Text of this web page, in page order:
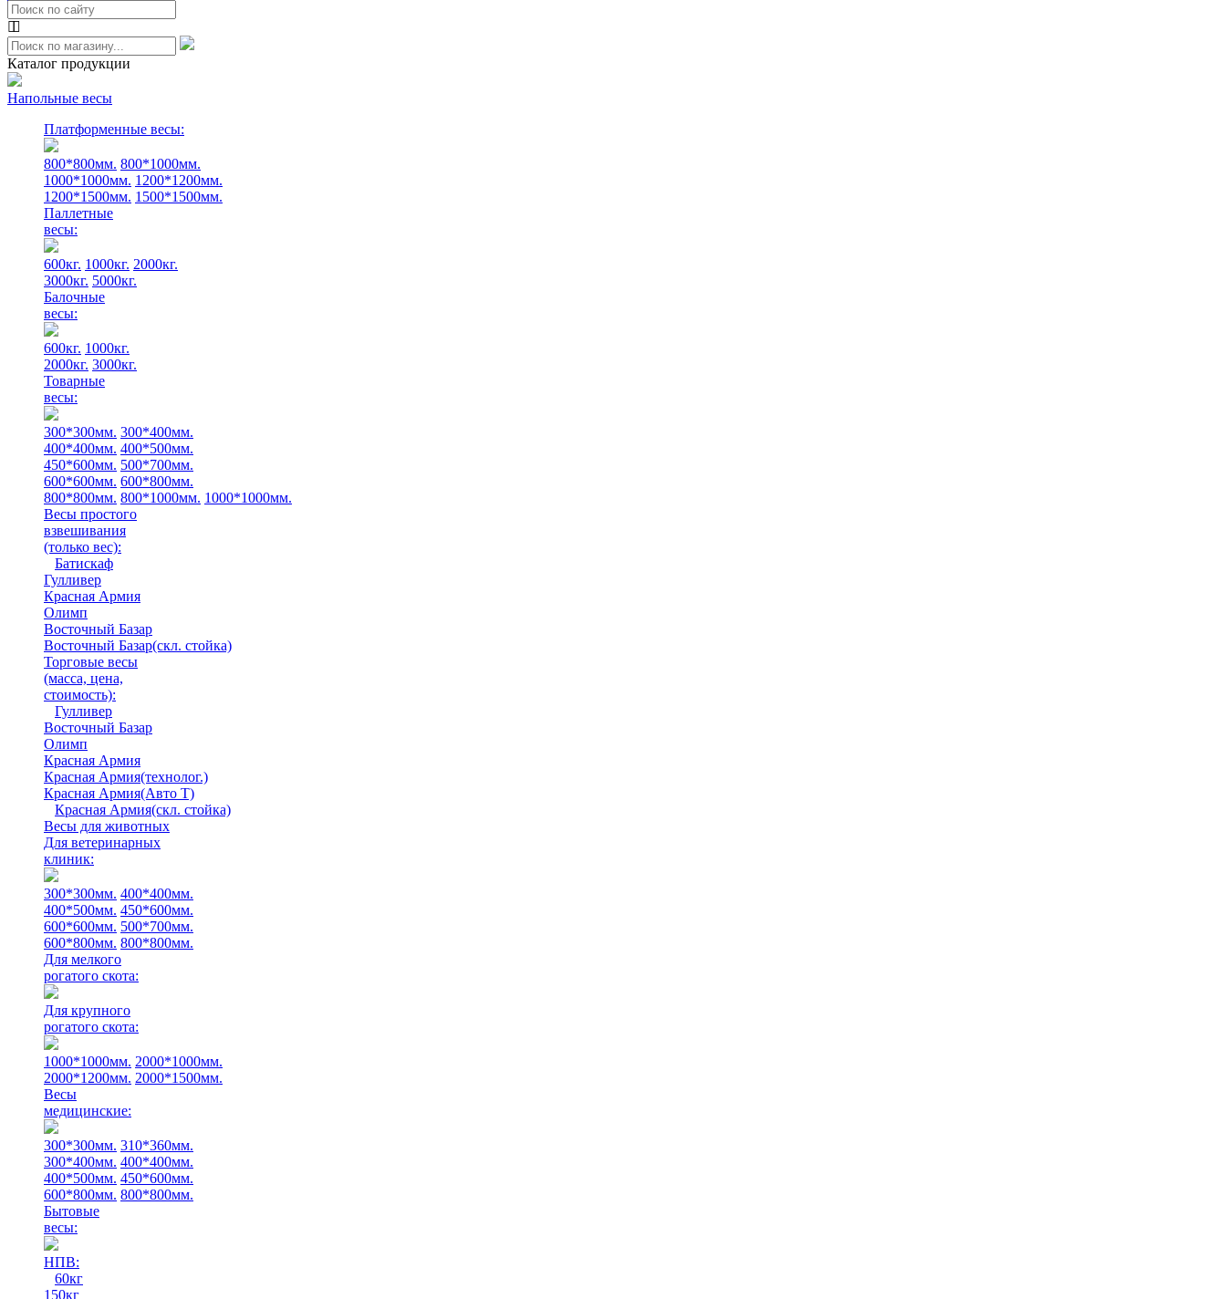
Каталог продукции
Напольные весы
Платформенные весы:
800*800мм. 800*1000мм.
1000*1000мм. 1200*1200мм.
1200*1500мм. 1500*1500мм.
Паллетные
весы:
600кг. 1000кг. 2000кг.
3000кг. 5000кг.
Балочные
весы:
600кг. 1000кг.
2000кг. 3000кг.
Товарные
весы:
300*300мм. 300*400мм.
400*400мм. 400*500мм.
450*600мм. 500*700мм.
600*600мм. 600*800мм.
800*800мм. 800*1000мм. 1000*1000мм.
Весы простого
взвешивания
(только вес):
Батискаф
Гулливер
Красная Армия
Олимп
Восточный Базар
Восточный Базар(скл. стойка)
Торговые весы
(масса, цена,
стоимость):
Гулливер
Восточный Базар
Олимп
Красная Армия
Красная Армия(технолог.)
Красная Армия(Авто Т)
Красная Армия(скл. стойка)
Весы для животных
Для ветеринарных
клиник:
300*300мм. 400*400мм.
400*500мм. 450*600мм.
600*600мм. 500*700мм.
600*800мм. 800*800мм.
Для мелкого
рогатого скота:
Для крупного
рогатого скота:
1000*1000мм. 2000*1000мм.
2000*1200мм. 2000*1500мм.
Весы
медицинские:
300*300мм. 310*360мм.
300*400мм. 400*400мм.
400*500мм. 450*600мм.
600*800мм. 800*800мм.
Бытовые
весы:
НПВ:
60кг
150кг